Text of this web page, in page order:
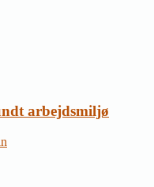
arbejdsmiljø